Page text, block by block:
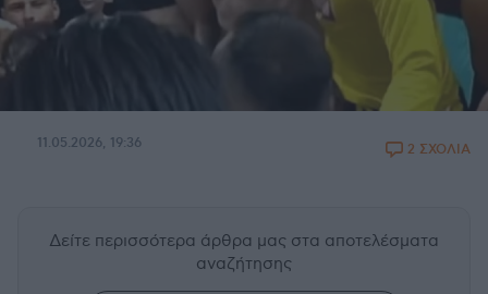
11.05.2026, 19:36 2 ΣΧΟΛΙΑ
Δείτε περισσότερα άρθρα μας στα αποτελέσματα
αναζήτησης